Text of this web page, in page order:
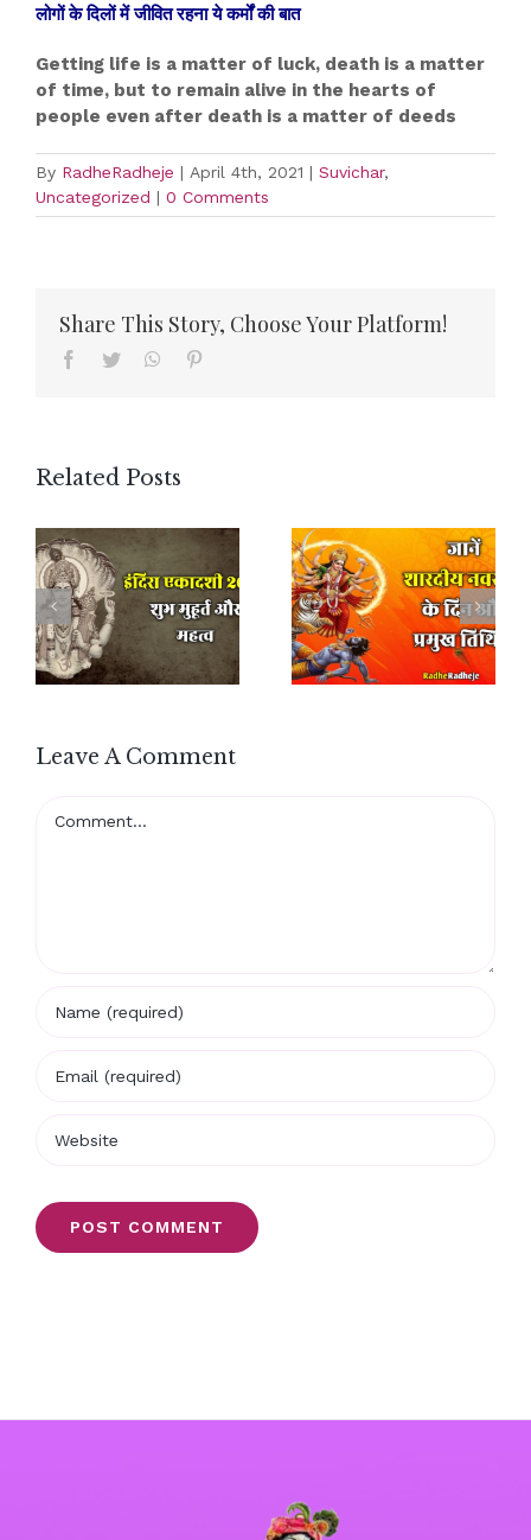
लोगों के दिलों में जीवित रहना ये कर्मों की बात
Getting life is a matter of luck, death is a matter
of time, but to remain alive in the hearts of
people even after death is a matter of deeds
By RadheRadheje | April 4th, 2021 | Suvichar,
Uncategorized | 0 Comments
Share This Story, Choose Your Platform!
Facebook
Twitter WhatsApp
Related Posts
Leave A Comment